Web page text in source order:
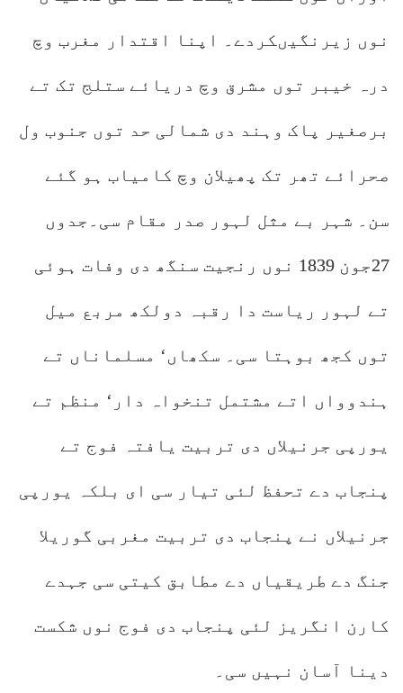
نوں زیرنگیںکردے۔ اپنا اقتدار مغرب وچ
درہ خیبر توں مشرق وچ دریائے ستلج تک تے
برصغیر پاک وہند دی شمالی حد توں جنوب ول
صحرائے تھر تک پھیلان وچ کامیاب ہو گئے
سن۔ شہر بے مثل لہور صدر مقام سی۔جدوں
27جون 1839 نوں رنجیت سنگھ دی وفات ہوئی
تے لہور ریاست دا رقبہ دولکھ مربع میل
توں کجھ بوہتا سی۔ سکھاں‘ مسلماناں تے
ہندوواں اتے مشتمل تنخواہ دار‘ منظم تے
یورپی جرنیلاں دی تربیت یافتہ فوج تے
پنجاب دے تحفظ لئی تیار سی ای بلکہ یورپی
جرنیلاں نے پنجاب دی تربیت مغربی گوریلا
جنگ دے طریقیاں دے مطابق کیتی سی جہدے
کارن انگریز لئی پنجاب دی فوج نوں شکست
دینا آسان نہیں سی۔